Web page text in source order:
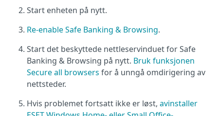
Start enheten på nytt.
Re-enable Safe Banking & Browsing.
Start det beskyttede nettleservinduet for Safe
Banking & Browsing på nytt. Bruk funksjonen
Secure all browsers for å unngå omdirigering av
nettsteder.
Hvis problemet fortsatt ikke er løst, avinstaller